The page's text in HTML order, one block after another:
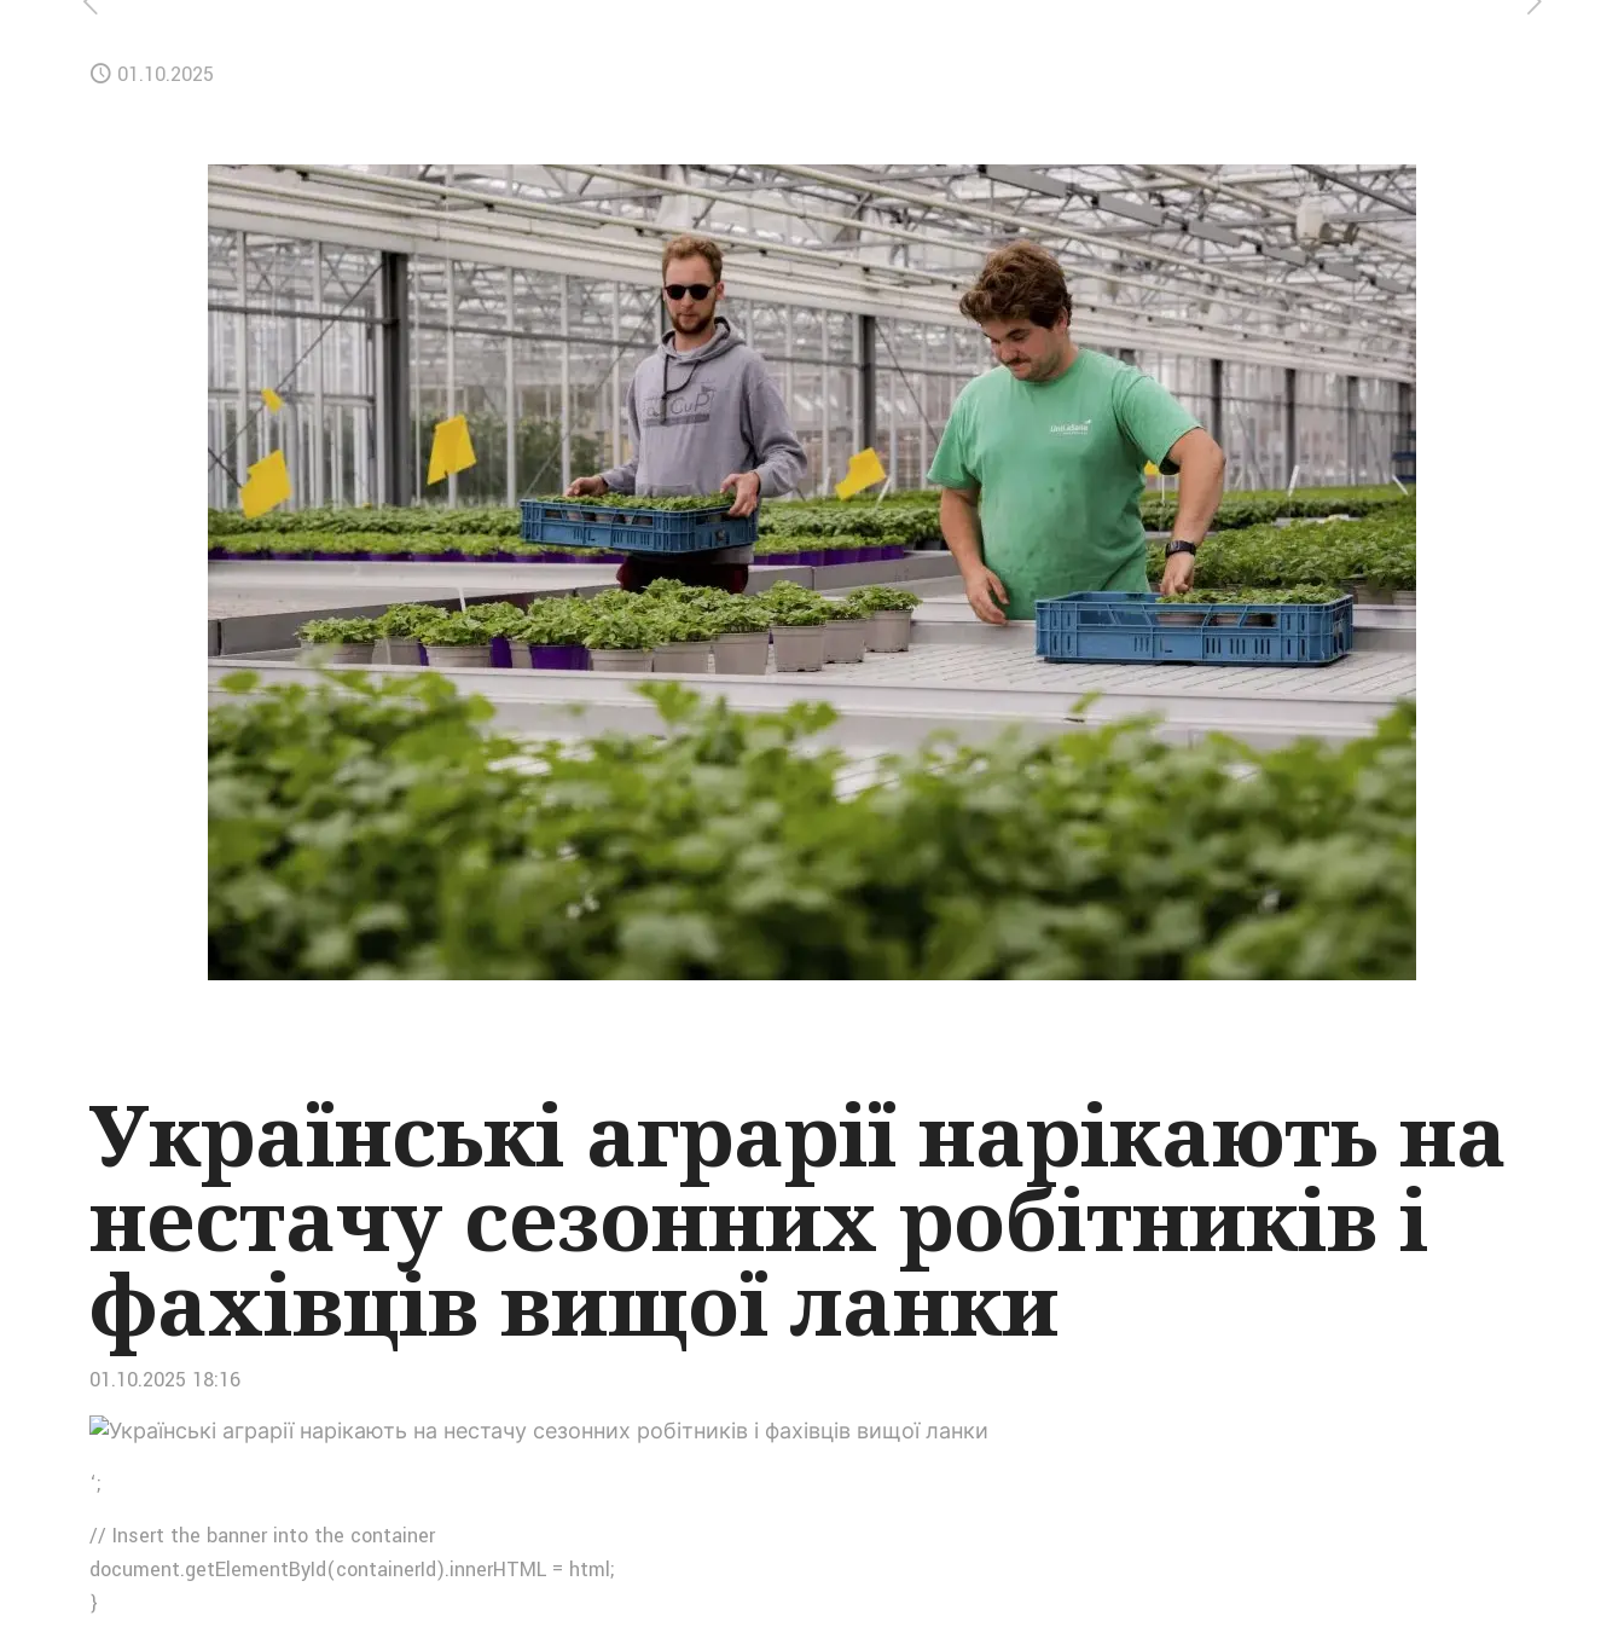
01.10.2025
Українські аграрії нарікають на
нестачу сезонних робітників і
фахівців вищої ланки
01.10.2025 18:16
‘;
// Insert the banner into the container
document.getElementById(containerId).innerHTML = html;
}